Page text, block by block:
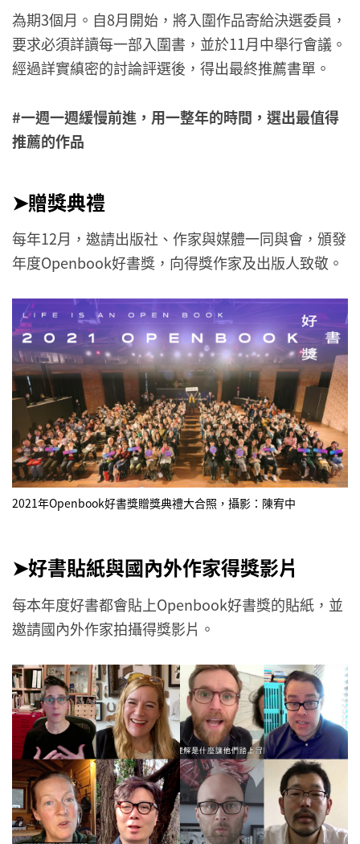
為期3個月。自8月開始，將入圍作品寄給決選委員，
要求必須詳讀每一部入圍書，並於11月中舉行會議。
經過詳實縝密的討論評選後，得出最終推薦書單。
#一週一週緩慢前進，用一整年的時間，選出最值得
推薦的作品
➤贈獎典禮
每年12月，邀請出版社、作家與媒體一同與會，頒發
年度Openbook好書獎，向得獎作家及出版人致敬。
2021年Openbook好書獎贈獎典禮大合照，攝影：陳宥中
➤好書貼紙與國內外作家得獎影片
每本年度好書都會貼上Openbook好書獎的貼紙，並
邀請國內外作家拍攝得獎影片。